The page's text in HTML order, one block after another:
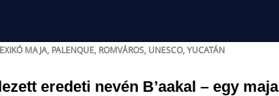
MAJA, PALENQUE, ROMVÁROS, UNESCO,YUCATÁN
eredeti nevén B’aakal – egy